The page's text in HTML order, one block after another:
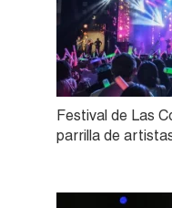
Festival de Las
parrilla de